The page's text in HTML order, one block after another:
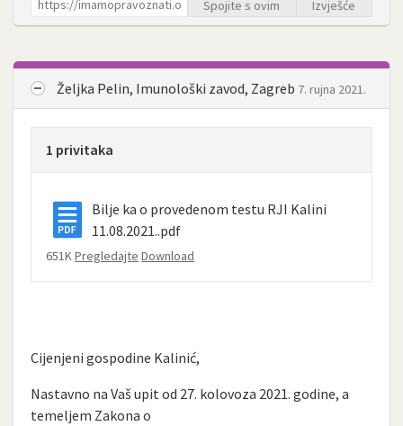
Spojite s ovim Izvješće
Željka Pelin, Imunološki zavod, Zagreb 7. rujna 2021.
1 privitaka
Bilje ka o provedenom testu RJI Kalini
11.08.2021..pdf
651KPregledajte Download
Cijenjeni gospodine Kalinić,
Nastavno na Vaš upit od 27. kolovoza 2021. godine, a
temeljem Zakona o